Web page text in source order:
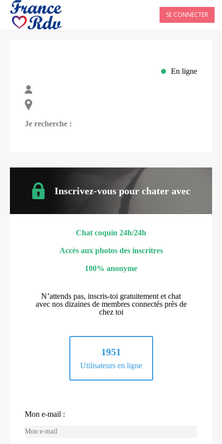
SE CONNECTER
En ligne
Je recherche :
Inscrivez-vous pour chater avec
Chat coquin 24h/24h
Accès aux photos des inscritres
100% anonyme
N’attends pas, inscris-toi gratuitement et chat
avec nos dizaines de membres connectés près de
chez toi
1951
Utilisateurs en ligne
Mon e-mail :